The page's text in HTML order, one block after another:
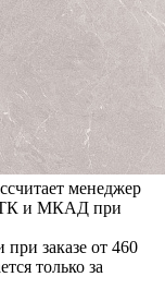
менеджер
ТТК и МКАД при
при заказе от 460
только за